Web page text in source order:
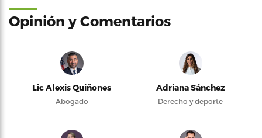
Opinión y Comentarios
Lic Alexis Quiñones
Abogado
Adriana Sánchez
Derecho y deporte